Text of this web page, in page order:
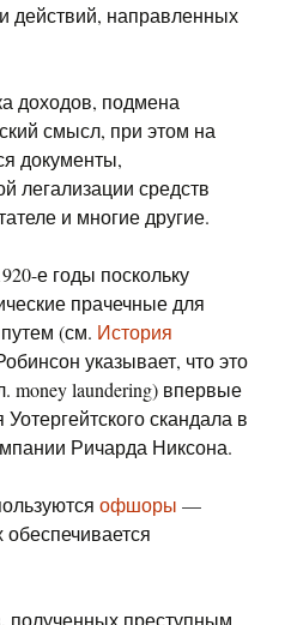
действий, направленных
доходов, подмена
смысл, при этом на
документы,
легализации средств
и многие другие.
е годы поскольку
прачечные для
(см. История
указывает, что это
money laundering) впервые
скандала в
Ричарда Никсона.
офшоры —
обеспечивается
полученных преступным